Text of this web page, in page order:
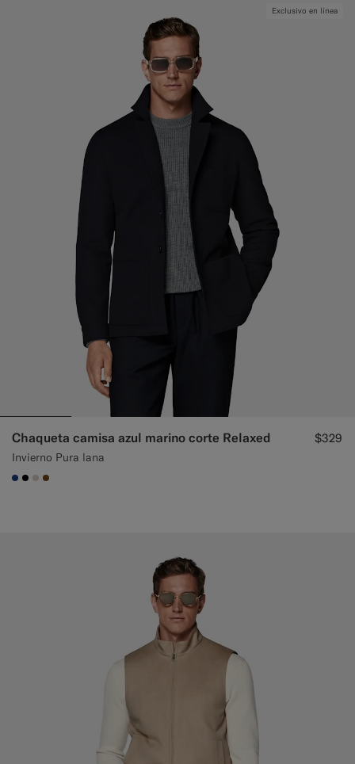
Exclusivo en línea
Chaqueta camisa azul marino corte Relaxed
Invierno Pura lana
$329
#1C3D7A
#000000
#D7D1C3
#76471B